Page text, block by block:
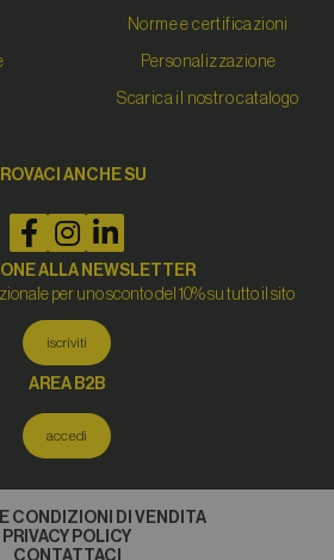
Norme e certificazioni
Personalizzazione
Scarica il nostro catalogo
ANCHE SU
ALLA NEWSLETTER
per uno sconto del 10% su tutto il sito
iscriviti
AREA B2B
accedi
CONDIZIONI DI VENDITA
PRIVACY POLICY
CONTATTACI